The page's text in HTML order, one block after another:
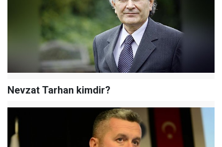
Nevzat Tarhan kimdir?